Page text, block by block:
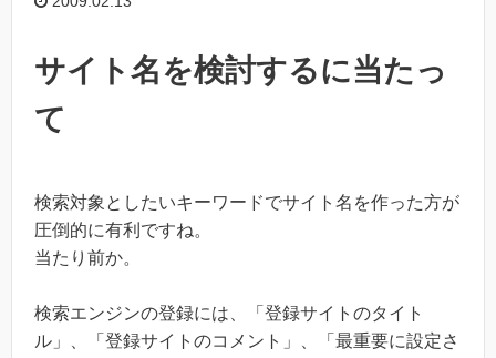
サイト名を検討するに当たっ
て
検索対象としたいキーワードでサイト名を作った方が
圧倒的に有利ですね。
当たり前か。
検索エンジンの登録には、「登録サイトのタイト
ル」、「登録サイトのコメント」、「最重要に設定さ